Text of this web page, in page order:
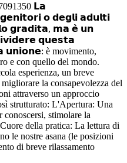
𝗟𝗮
𝗼 𝗱𝗲𝗴𝗹𝗶 𝗮𝗱𝘂𝗹𝘁𝗶
𝗴𝗿𝗮𝗱𝗶𝘁𝗮, 𝗺𝗮 𝗲̀ 𝘂𝗻
𝗾𝘂𝗲𝘀𝘁𝗮
è movimento,
e con quello del mondo.
esperienza, un breve
la consapevolezza del
attraverso un approccio
strutturato: L'Apertura: Una
conoscersi, stimolare la
della pratica: La lettura di
le nostre asana (le posizioni
di breve rilassamento